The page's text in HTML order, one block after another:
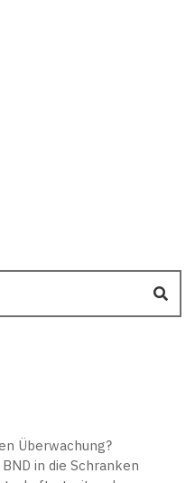
Überwachung?
in die Schranken